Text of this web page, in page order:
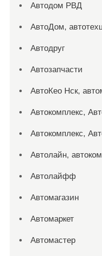
Автодом РВД
АвтоДом,
Автодруг
Автозапчасти
АвтоКео Нск,
Автокомплекс,
Автокомплекс,
Автолайн,
Автолайфф
Автомагазин
Автомаркет
Автомастер